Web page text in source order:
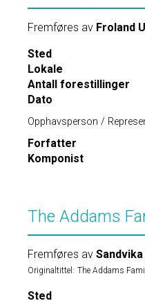
Fremføres av Froland
Sted
Lokale
Antall forestillinger
Dato
Opphavsperson /
Forfatter
Komponist
The Addams
Fremføres av
Originaltittel: The Addams
Sted